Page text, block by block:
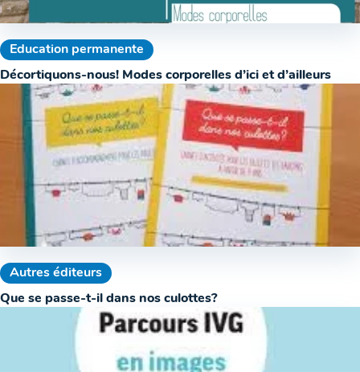
Education permanente
Décortiquons-nous! Modes corporelles d’ici et d’ailleurs
Autres éditeurs
Que se passe-t-il dans nos culottes?